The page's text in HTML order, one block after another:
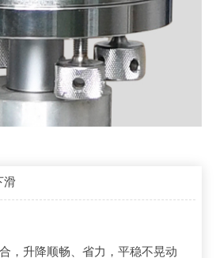
滑
，升降顺畅、省力，平稳不晃动